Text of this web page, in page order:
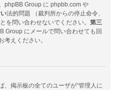
phpBB Group に phpbb.com や
法的問題 （裁判所からの停止命令、
を問い合わせないでください。 第三
Group にメールで問い合わせても回
考えください。
、掲示板の全てのユーザが“管理人に